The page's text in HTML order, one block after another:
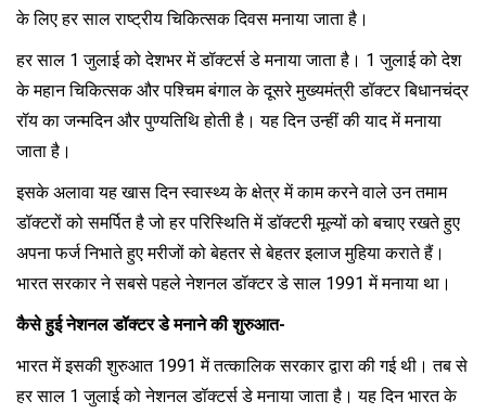
के लिए हर साल राष्ट्रीय चिकित्सक दिवस मनाया जाता है।
हर साल 1 जुलाई को देशभर में डॉक्टर्स डे मनाया जाता है। 1 जुलाई को देश
के महान चिकित्सक और पश्चिम बंगाल के दूसरे मुख्यमंत्री डॉक्टर बिधानचंद्र
रॉय का जन्मदिन और पुण्यतिथि होती है। यह दिन उन्हीं की याद में मनाया
जाता है।
इसके अलावा यह खास दिन स्वास्थ्य के क्षेत्र में काम करने वाले उन तमाम
डॉक्टरों को समर्पित है जो हर परिस्थिति में डॉक्टरी मूल्यों को बचाए रखते हुए
अपना फर्ज निभाते हुए मरीजों को बेहतर से बेहतर इलाज मुहिया कराते हैं।
भारत सरकार ने सबसे पहले नेशनल डॉक्टर डे साल 1991 में मनाया था।
कैसे हुई नेशनल डॉक्टर डे मनाने की शुरुआत-
भारत में इसकी शुरुआत 1991 में तत्कालिक सरकार द्वारा की गई थी। तब से
हर साल 1 जुलाई को नेशनल डॉक्टर्स डे मनाया जाता है। यह दिन भारत के